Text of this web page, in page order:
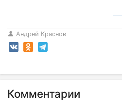
Андрей Краснов
Комментарии